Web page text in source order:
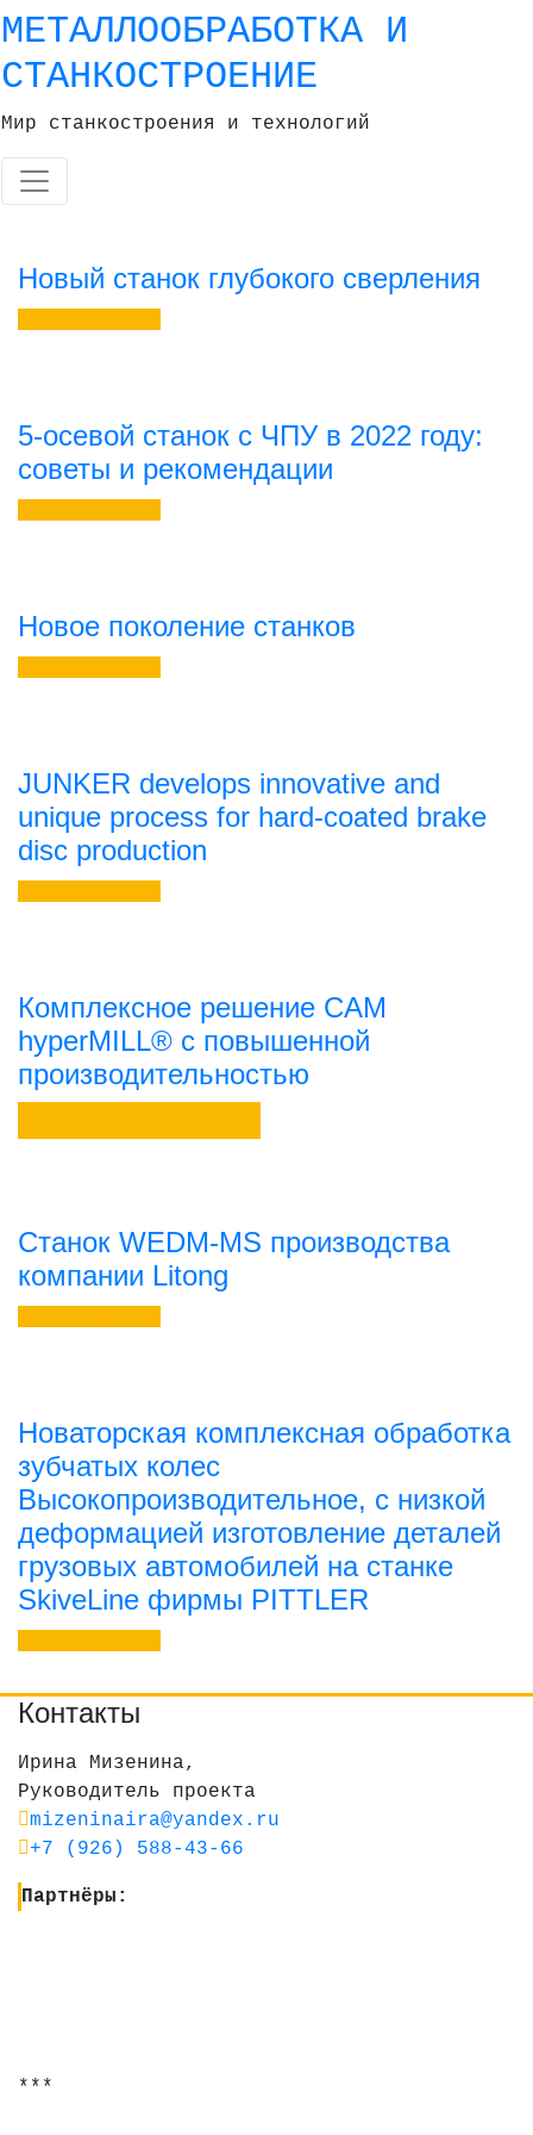
Skip
to
content
МЕТАЛЛООБРАБОТКА И
СТАНКОСТРОЕНИЕ
Мир станкостроения и технологий
Новый станок глубокого сверления
5-осевой станок с ЧПУ в 2022 году:
советы и рекомендации
Новое поколение станков
JUNKER develops innovative and
unique process for hard-coated brake
disc production
Комплексное решение CAM
hyperMILL® с повышенной
производительностью
Станок WEDM-MS производства
компании Litong
Новаторская комплексная обработка
зубчатых колес
Высокопроизводительное, с низкой
деформацией изготовление деталей
грузовых автомобилей на станке
SkiveLine фирмы PITTLER
Контакты
Ирина Мизенина,
Руководитель проекта
mizeninaira@yandex.ru
+7 (926) 588-43-66
Партнёры:
***